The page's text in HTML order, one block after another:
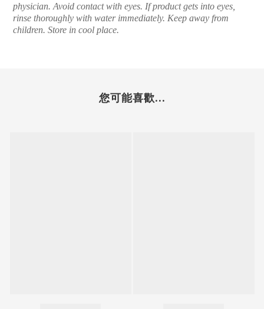
physician. Avoid contact with eyes. If product gets into eyes,
rinse thoroughly with water immediately. Keep away from
children. Store in cool place.
您可能喜歡...